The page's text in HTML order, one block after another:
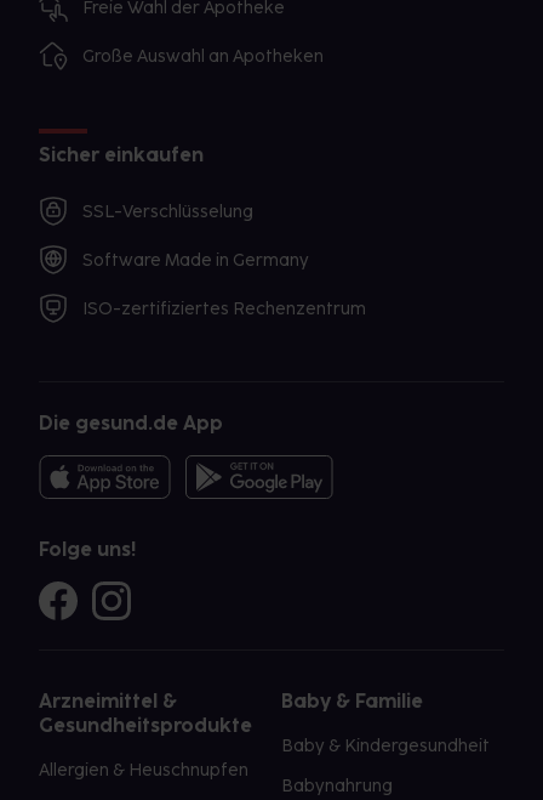
Freie Wahl der Apotheke
Große Auswahl an Apotheken
Sicher einkaufen
SSL-Verschlüsselung
Software Made in Germany
ISO-zertifiziertes Rechenzentrum
Die gesund.de App
Folge uns!
Arzneimittel &
Gesundheitsprodukte
Allergien & Heuschnupfen
Baby & Familie
Baby & Kindergesundheit
Babynahrung